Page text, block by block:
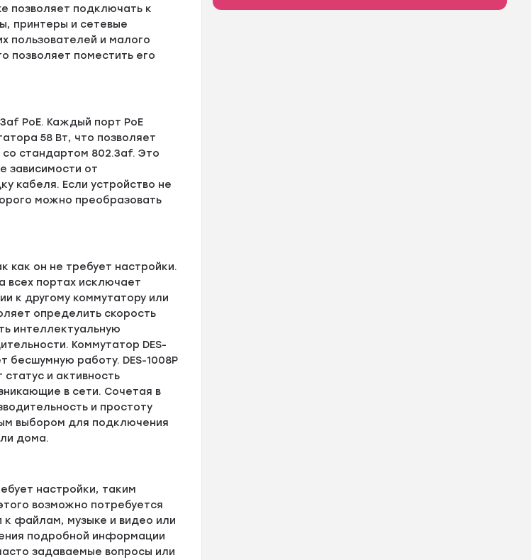
позволяет подключать к
принтеры и сетевые
пользователей и малого
позволяет поместить его
PoE. Каждый порт PoE
58 Вт, что позволяет
со стандартом 802.3af. Это
зависимости от
кабеля. Если устройство не
можно преобразовать
как он не требует настройки.
всех портах исключает
к другому коммутатору или
определить скорость
интеллектуальную
Коммутатор DES-
бесшумную работу. DES-1008P
и активность
в сети. Сочетая в
и простоту
выбором для подключения
дома.
настройки, таким
возможно потребуется
к файлам, музыке и видео или
подробной информации
задаваемые вопросы или